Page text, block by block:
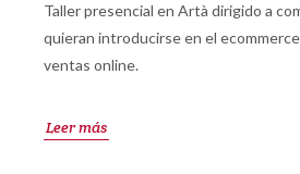
Taller presencial en Artà dirigido a
quieran introducirse en el
ventas online.
Leer más